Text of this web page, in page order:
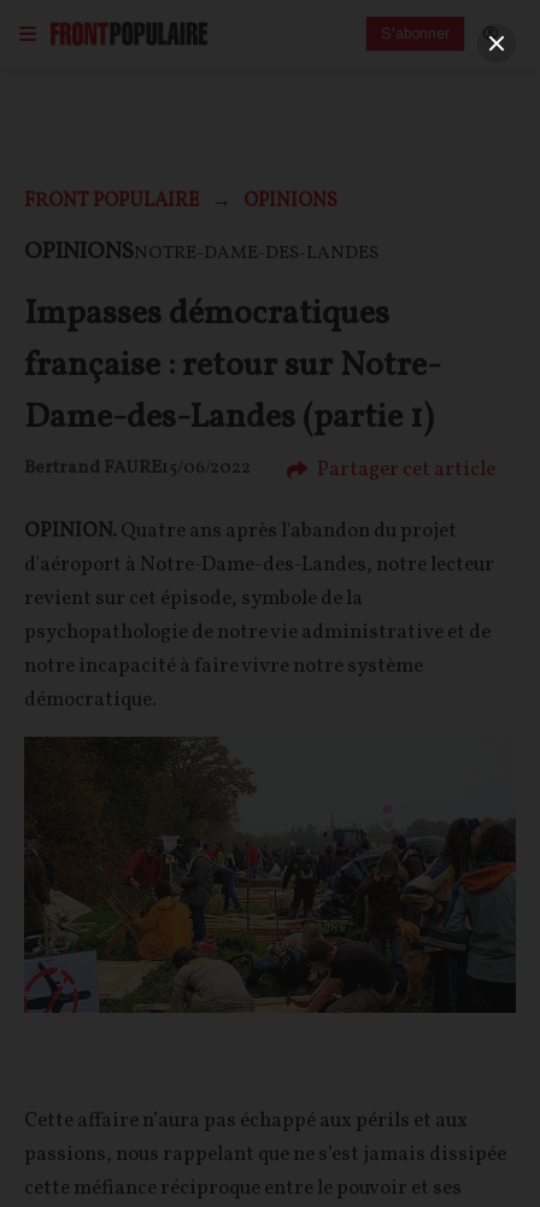
S'abonner
FRONT POPULAIRE OPINIONS
OPINIONSNOTRE-DAME-DES-LANDES
Impasses démocratiques
française : retour sur Notre-
Dame-des-Landes (partie 1)
Bertrand FAURE15/06/2022 Partager cet article
OPINION.Quatre ans après l'abandon du projet
d'aéroport à Notre-Dame-des-Landes, notre lecteur
revient sur cet épisode, symbole de la
psychopathologie de notre vie administrative et de
notre incapacité à faire vivre notre système
démocratique.
Cette affaire n’aura pas échappé aux périls et aux
passions, nous rappelant que ne s’est jamais dissipée
cette méfiance réciproque entre le pouvoir et ses